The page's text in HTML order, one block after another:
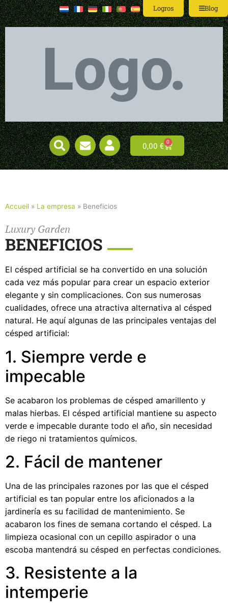
Logros Blog
0,00 € 0
Accueil » La empresa » Beneficios
Luxury Garden
BENEFICIOS
El césped artificial se ha convertido en una solución
cada vez más popular para crear un espacio exterior
elegante y sin complicaciones. Con sus numerosas
cualidades, ofrece una atractiva alternativa al césped
natural. He aquí algunas de las principales ventajas del
césped artificial:
1. Siempre verde e
impecable
Se acabaron los problemas de césped amarillento y
malas hierbas. El césped artificial mantiene su aspecto
verde e impecable durante todo el año, sin necesidad
de riego ni tratamientos químicos.
2. Fácil de mantener
Una de las principales razones por las que el césped
artificial es tan popular entre los aficionados a la
jardinería es su facilidad de mantenimiento. Se
acabaron los fines de semana cortando el césped. La
limpieza ocasional con un cepillo aspirador o una
escoba mantendrá su césped en perfectas condiciones.
3. Resistente a la
intemperie